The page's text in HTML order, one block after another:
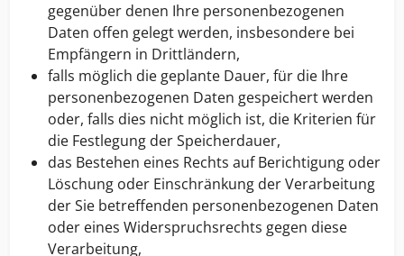
gegenüber denen Ihre personenbezogenen
Daten offen gelegt werden, insbesondere bei
Empfängern in Drittländern,
falls möglich die geplante Dauer, für die Ihre
personenbezogenen Daten gespeichert werden
oder, falls dies nicht möglich ist, die Kriterien für
die Festlegung der Speicherdauer,
das Bestehen eines Rechts auf Berichtigung oder
Löschung oder Einschränkung der Verarbeitung
der Sie betreffenden personenbezogenen Daten
oder eines Widerspruchsrechts gegen diese
Verarbeitung,